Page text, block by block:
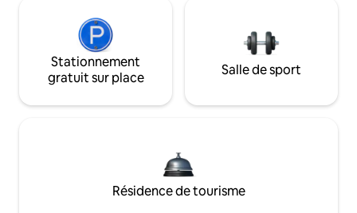
Stationnement
gratuit sur place
Salle de sport
Résidence de tourisme